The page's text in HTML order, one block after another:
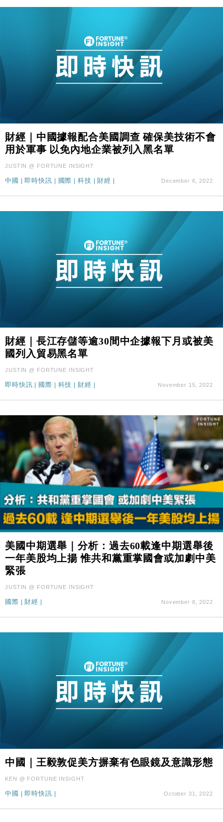
財經｜中國據報配合美國調查 確保美技術不會
用於軍事 以免內地企業被列入黑名單
JUSTIN @ FORTUNE INSIGHT
中國 即時快訊 國際 科技 財經 December 6, 2022
財經｜長江存儲等逾30間中企據報下月或被美
國列入貿易黑名單
JUSTIN @ FORTUNE INSIGHT
即時快訊 國際 科技 財經 November 15, 2022
美國中期選舉｜分析：過去60載逢中期選舉後
一年美股均上揚 惟共和黨重掌國會或加劇中美
緊張
JUSTIN @ FORTUNE INSIGHT
國際 | 財經 | November 8, 2022
中國｜王毅敦促美方摒棄有色眼鏡及意識形態
KEN @ FORTUNE INSIGHT
中國 即時快訊 October 31, 2022